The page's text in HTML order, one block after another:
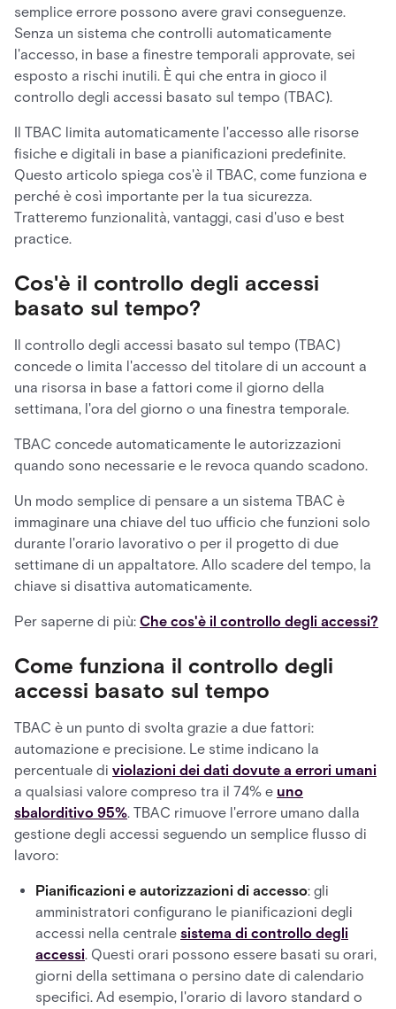
semplice errore possono avere gravi conseguenze.
Senza un sistema che controlli automaticamente
l'accesso, in base a finestre temporali approvate, sei
esposto a rischi inutili. È qui che entra in gioco il
controllo degli accessi basato sul tempo (TBAC).
Il TBAC limita automaticamente l'accesso alle risorse
fisiche e digitali in base a pianificazioni predefinite.
Questo articolo spiega cos'è il TBAC, come funziona e
perché è così importante per la tua sicurezza.
Tratteremo funzionalità, vantaggi, casi d'uso e best
practice.
Cos'è il controllo degli accessi
basato sul tempo?
Il controllo degli accessi basato sul tempo (TBAC)
concede o limita l'accesso del titolare di un account a
una risorsa in base a fattori come il giorno della
settimana, l'ora del giorno o una finestra temporale.
TBAC concede automaticamente le autorizzazioni
quando sono necessarie e le revoca quando scadono.
Un modo semplice di pensare a un sistema TBAC è
immaginare una chiave del tuo ufficio che funzioni solo
durante l'orario lavorativo o per il progetto di due
settimane di un appaltatore. Allo scadere del tempo, la
chiave si disattiva automaticamente.
Per saperne di più: Che cos'è il controllo degli accessi?
Come funziona il controllo degli
accessi basato sul tempo
TBAC è un punto di svolta grazie a due fattori:
automazione e precisione. Le stime indicano la
percentuale di violazioni dei dati dovute a errori umani
a qualsiasi valore compreso tra il 74% e uno
sbalorditivo 95%. TBAC rimuove l'errore umano dalla
gestione degli accessi seguendo un semplice flusso di
lavoro:
Pianificazioni e autorizzazioni di accesso: gli
amministratori configurano le pianificazioni degli
accessi nella centrale sistema di controllo degli
accessi. Questi orari possono essere basati su orari,
giorni della settimana o persino date di calendario
specifici. Ad esempio, l'orario di lavoro standard o